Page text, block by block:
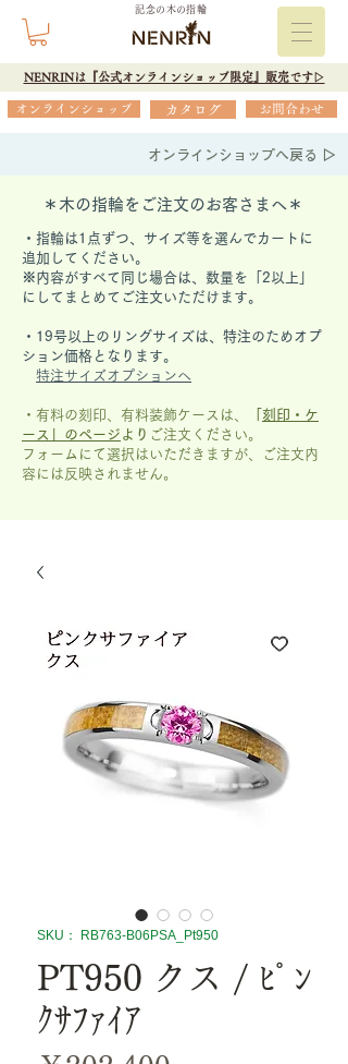
記念の木の指輪
NENRINは『公式オンラインショップ限定』販売です▷
オンラインショップ カタログ お問合わせ
オンラインショップへ戻る ▷
＊木の指輪をご注文のお客さまへ＊
・指輪は1点ずつ、サイズ等を選んでカートに
追加してください。
※内容がすべて同じ場合は、数量を「2以上」
にしてまとめてご注文いただけます。
​・19号以上のリングサイズは、特注のためオプ
ション価格となります。
特注サイズオプションへ
・有料の刻印、有料装飾ケースは、
刻印・ケ
ース」のページ より ご注文ください。
フォームにて選択はいただきますが、
ご注文内
容には反映されません。
SKU： RB763-B06PSA_Pt950
PT950 クス / ﾋﾟﾝ
ｸｻﾌｧｲｱ